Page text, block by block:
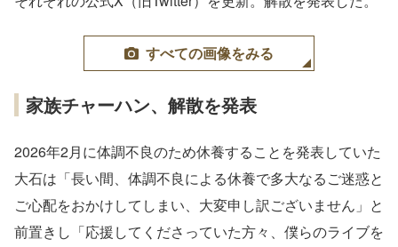
すべての画像をみる
家族チャーハン、解散を発表
2026年2月に体調不良のため休養することを発表していた
大石は「長い間、体調不良による休養で多大なるご迷惑と
ご心配をおかけしてしまい、大変申し訳ございません」と
前置きし「応援してくださっていた方々、僕らのライブを